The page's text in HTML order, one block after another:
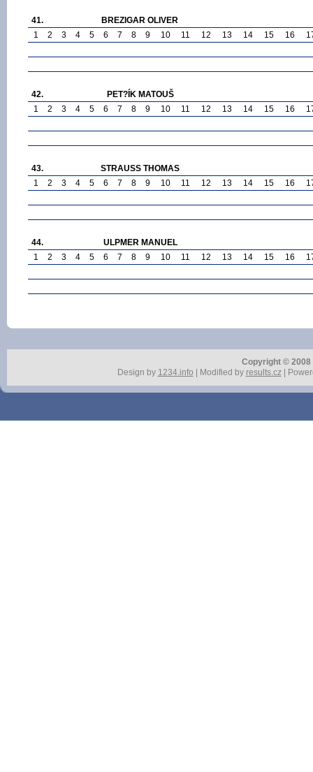
41.
BREZIGAR OLIVER
1
2 3 4 5 6 7 8 9 10 11 12 13 14 15 16
42.
PET?ÍK MATOUŠ
1
2 3 4 5 6 7 8 9 10 11 12 13 14 15 16
43.
STRAUSS THOMAS
1
2 3 4 5 6 7 8 9 10 11 12 13 14 15 16
44.
ULPMER MANUEL
1
2 3 4 5 6 7 8 9 10 11 12 13 14 15 16
Copyright ©
Design by 1234.info | Modified by results.cz|